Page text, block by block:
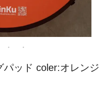
パッド coler:オレンジ